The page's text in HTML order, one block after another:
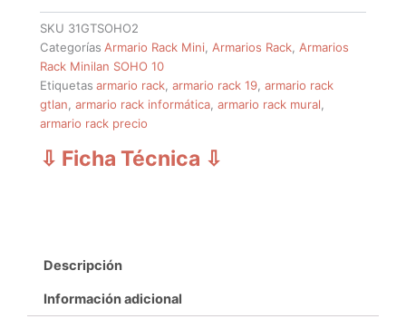
SKU 31GTSOHO2
Categorías Armario Rack Mini Armarios Rack Armarios
Rack Minilan SOHO 10
Etiquetas armario rack ,armario rack 19 ,armario rack
gtlan ,armario rack informática ,armario rack mural
armario rack precio
⇩ Ficha Técnica ⇩
Descripción
Información adicional